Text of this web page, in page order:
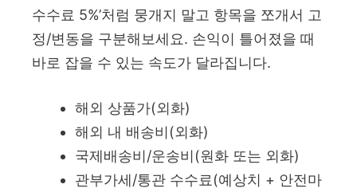
수수료 5%’처럼 뭉개지 말고 항목을 쪼개서 고
정/변동을 구분해보세요. 손익이 틀어졌을 때
바로 잡을 수 있는 속도가 달라집니다.
해외 상품가(외화)
해외 내 배송비(외화)
국제배송비/운송비(원화 또는 외화)
관부가세/통관 수수료(예상치 + 안전마